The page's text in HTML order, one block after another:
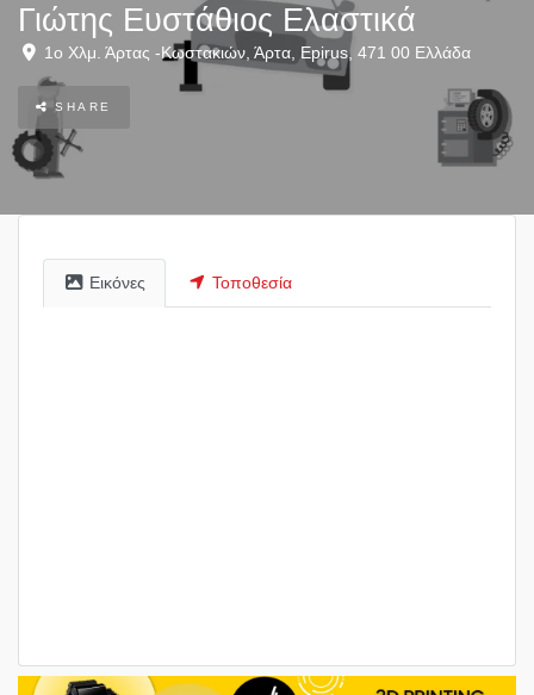
Γιώτης Ευστάθιος Ελαστικά
1ο Χλμ. Άρτας -Κωστακιών Άρτα Epirus, 471 00 Ελλάδα
SHARE
Εικόνες Τοποθεσία